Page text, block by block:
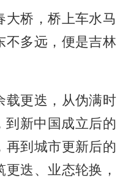
桥，桥上车水马
不多远，便是吉林
更迭，从伪满时
到新中国成立后的
再到城市更新后的
迭、业态轮换，